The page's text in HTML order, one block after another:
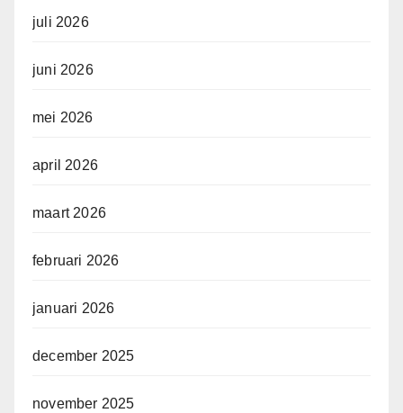
juli 2026
juni 2026
mei 2026
april 2026
maart 2026
februari 2026
januari 2026
december 2025
november 2025